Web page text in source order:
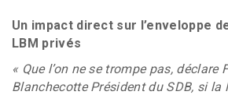
Un impact direct sur l’enveloppe
LBM privés
« Que l’on ne se trompe pas, déclare
Blanchecotte Président du SDB, si la